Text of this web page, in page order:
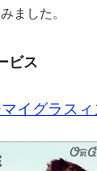
ました。
ビス
イグラスィ